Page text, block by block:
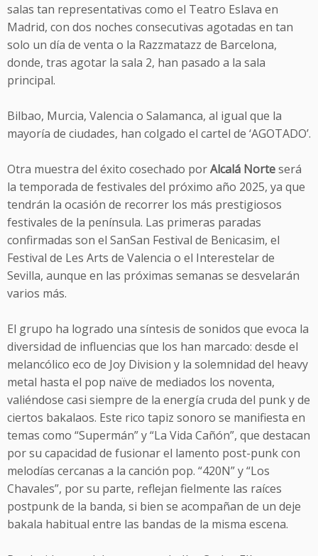
salas tan representativas como el Teatro Eslava en
Madrid, con dos noches consecutivas agotadas en tan
solo un día de venta o la Razzmatazz de Barcelona,
donde, tras agotar la sala 2, han pasado a la sala
principal.
Bilbao, Murcia, Valencia o Salamanca, al igual que la
mayoría de ciudades, han colgado el cartel de ‘AGOTADO’.
Otra muestra del éxito cosechado porAlcalá Norteserá
la temporada de festivales del próximo año 2025, ya que
tendrán la ocasión de recorrer los más prestigiosos
festivales de la península. Las primeras paradas
confirmadas son el SanSan Festival de Benicasim, el
Festival de Les Arts de Valencia o el Interestelar de
Sevilla, aunque en las próximas semanas se desvelarán
varios más.
El grupo ha logrado una síntesis de sonidos que evoca la
diversidad de influencias que los han marcado: desde el
melancólico eco de Joy Division y la solemnidad del heavy
metal hasta el pop naïve de mediados los noventa,
valiéndose casi siempre de la energía cruda del punk y de
ciertos bakalaos. Este rico tapiz sonoro se manifiesta en
temas como “Supermán” y “La Vida Cañón”, que destacan
por su capacidad de fusionar el lamento post-punk con
melodías cercanas a la canción pop. “420N” y “Los
Chavales”, por su parte, reflejan fielmente las raíces
postpunk de la banda, si bien se acompañan de un deje
bakala habitual entre las bandas de la misma escena.